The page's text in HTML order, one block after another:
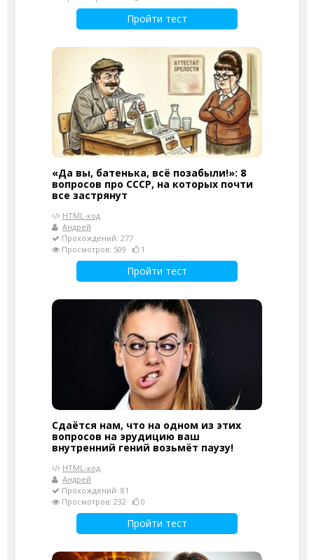
Пройти тест
«Да вы, батенька, всё позабыли!»: 8
вопросов про СССР, на которых почти
все застрянут
HTML-код
Андрей
Прохождений: 277
Просмотров: 509
1
Пройти тест
Сдаётся нам, что на одном из этих
вопросов на эрудицию ваш
внутренний гений возьмёт паузу!
HTML-код
Андрей
Прохождений: 81
Просмотров: 232
0
Пройти тест